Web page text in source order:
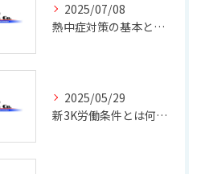
2025/07/08
熱中症対策の基本と現場で実践できる効果的な方法
2025/05/29
新3K労働条件とは何か 働きやすさと未来を考える